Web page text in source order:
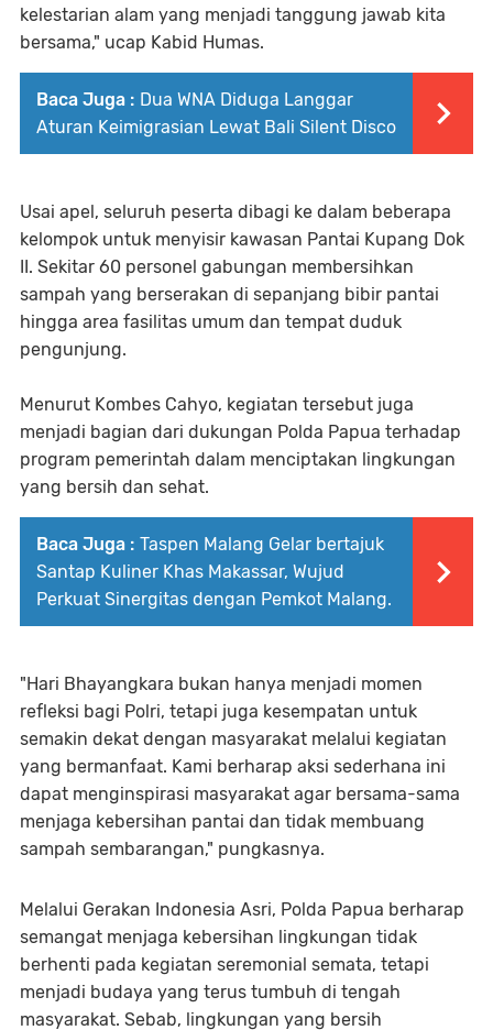
kelestarian alam yang menjadi tanggung jawab kita
bersama," ucap Kabid Humas.
Baca Juga : Dua WNA Diduga Langgar
Aturan Keimigrasian Lewat Bali Silent Disco
Usai apel, seluruh peserta dibagi ke dalam beberapa
kelompok untuk menyisir kawasan Pantai Kupang Dok
II. Sekitar 60 personel gabungan membersihkan
sampah yang berserakan di sepanjang bibir pantai
hingga area fasilitas umum dan tempat duduk
pengunjung.
Menurut Kombes Cahyo, kegiatan tersebut juga
menjadi bagian dari dukungan Polda Papua terhadap
program pemerintah dalam menciptakan lingkungan
yang bersih dan sehat.
Baca Juga : Taspen Malang Gelar bertajuk
Santap Kuliner Khas Makassar, Wujud
Perkuat Sinergitas dengan Pemkot Malang.
"Hari Bhayangkara bukan hanya menjadi momen
refleksi bagi Polri, tetapi juga kesempatan untuk
semakin dekat dengan masyarakat melalui kegiatan
yang bermanfaat. Kami berharap aksi sederhana ini
dapat menginspirasi masyarakat agar bersama-sama
menjaga kebersihan pantai dan tidak membuang
sampah sembarangan," pungkasnya.
Melalui Gerakan Indonesia Asri, Polda Papua berharap
semangat menjaga kebersihan lingkungan tidak
berhenti pada kegiatan seremonial semata, tetapi
menjadi budaya yang terus tumbuh di tengah
masyarakat. Sebab, lingkungan yang bersih